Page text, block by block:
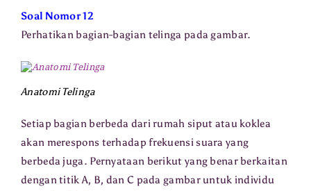
Soal Nomor 12
Perhatikan bagian-bagian telinga pada gambar.
Anatomi Telinga
Setiap bagian berbeda dari rumah siput atau koklea
akan merespons terhadap frekuensi suara yang
berbeda juga. Pernyataan berikut yang benar berkaitan
dengan titik A, B, dan C pada gambar untuk individu